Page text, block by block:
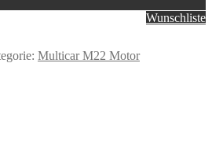
Wunschliste
Multicar M22 Motor